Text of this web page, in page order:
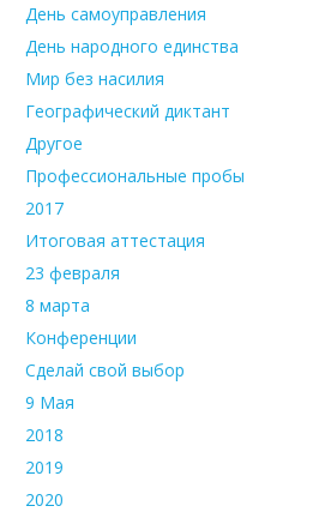
День самоуправления
День народного единства
Мир без насилия
Географический диктант
Другое
Профессиональные пробы
2017
Итоговая аттестация
23 февраля
8 марта
Конференции
Сделай свой выбор
9 Мая
2018
2019
2020